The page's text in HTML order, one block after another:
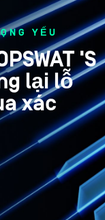
YẾU
'S
lại lỗ
xác